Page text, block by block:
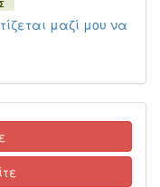
μαζί μου να